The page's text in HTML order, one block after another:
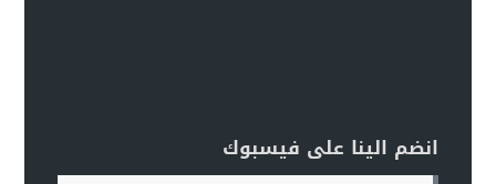
انضم الينا على فيسبوك